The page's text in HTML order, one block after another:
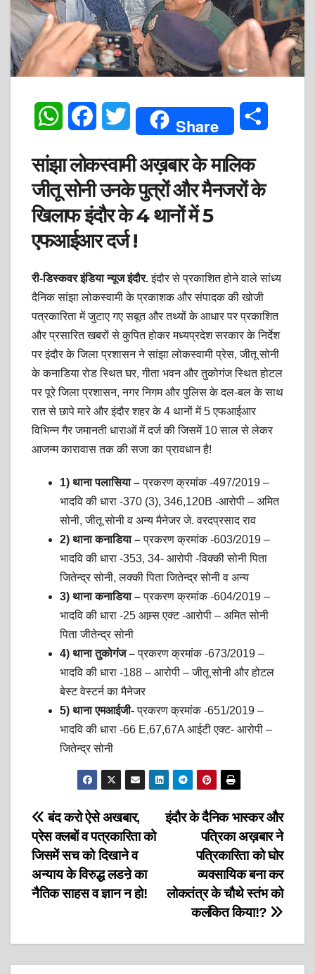
W
a
t
p
p
c
o
k
i
r
Share
सांझा लोकस्वामी अख़बार के मालिक
जीतू सोनी उनके पुत्रों और मैनजरों के
खिलाफ इंदौर के 4 थानों में 5
एफआईआर दर्ज !
री-डिस्कवर इंडिया न्यूज इंदौर.इंदौर से प्रकाशित होने वाले सांध्य
दैनिक सांझा लोकस्वामी के प्रकाशक और संपादक की खोजी
पत्रकारिता में जुटाए गए सबूत और तथ्यों के आधार पर प्रकाशित
और प्रसारित खबरों से कुपित होकर मध्यप्रदेश सरकार के निर्देश
पर इंदौर के जिला प्रशासन ने सांझा लोकस्वामी प्रेस, जीतू सोनी
के कनाडिया रोड स्थित घर, गीता भवन और तुकोगंज स्थित होटल
पर पूरे जिला प्रशासन, नगर निगम और पुलिस के दल-बल के साथ
रात से छापे मारे और इंदौर शहर के 4 थानों में 5 एफआईआर
विभिन्न गैर जमानती धाराओं में दर्ज की जिसमें 10 साल से लेकर
आजन्म कारावास तक की सजा का प्रावधान है!
1) थाना पलासिया –प्रकरण क्रमांक -497/2019 –
भादवि की धारा -370 (3), 346,120B -आरोपी – अमित
सोनी, जीतू सोनी व अन्य मैनेजर जे. वरदप्रसाद राव
2) थाना कनाडिया –प्रकरण क्रमांक -603/2019 –
भादवि की धारा -353, 34- आरोपी -विक्की सोनी पिता
जितेन्द्र सोनी, लक्की पिता जितेन्द्र सोनी व अन्य
3) थाना कनाडिया –प्रकरण क्रमांक -604/2019 –
भादवि की धारा -25 आम्र्स एक्ट -आरोपी – अमित सोनी
पिता जीतेन्द्र सोनी
4) थाना तुकोगंज –प्रकरण क्रमांक -673/2019 –
भादवि की धारा -188 – आरोपी – जीतू सोनी और होटल
बेस्ट वेस्टर्न का मैनेजर
5) थाना एमआईजी-प्रकरण क्रमांक -651/2019 –
भादवि की धारा -66 E,67,67A आईटी एक्ट- आरोपी –
जितेन्द्र सोनी
Post
navigation
इंदौर के दैनिक भास्कर और
पत्रिका अख़बार ने
पत्रिकारिता को घोर
व्यवसायिक बना कर
लोकतंत्र के चौथे स्तंभ को
कलंकित किया!?
बंद करो ऐसे अखबार,
प्रेस क्लबों व पत्रकारिता को
जिसमें सच को दिखाने व
अन्याय के विरुद्ध लडऩे का
नैतिक साहस व ज्ञान न हो!